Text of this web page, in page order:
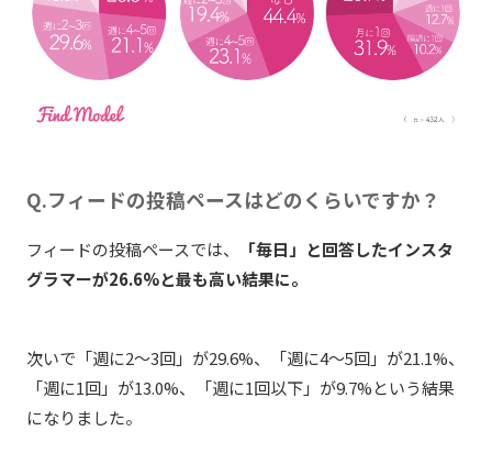
Q.フィードの投稿ペースはどのくらいですか？
フィードの投稿ペースでは、
「毎日」と回答したインスタ
グラマーが26.6%と最も高い結果に。
次いで「週に2〜3回」が29.6%、「週に4〜5回」が21.1%、
「週に1回」が13.0%、「週に1回以下」が9.7%という結果
になりました。